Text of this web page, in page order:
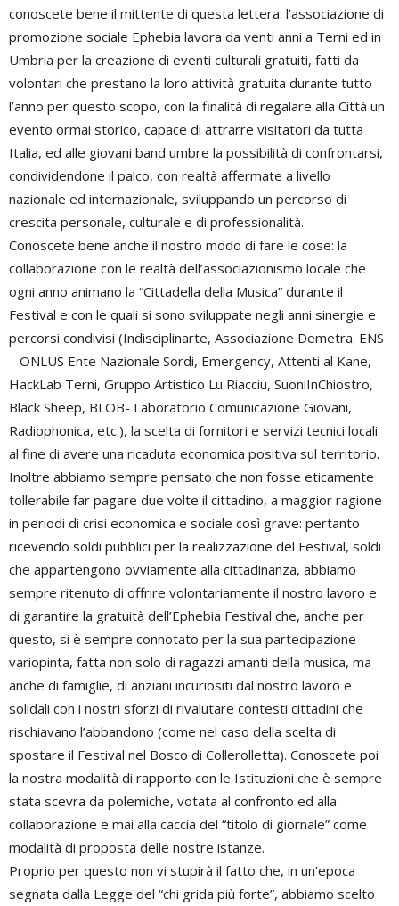
conoscete bene il mittente di questa lettera: l’associazione di
promozione sociale Ephebia lavora da venti anni a Terni ed in
Umbria per la creazione di eventi culturali gratuiti, fatti da
volontari che prestano la loro attività gratuita durante tutto
l’anno per questo scopo, con la finalità di regalare alla Città un
evento ormai storico, capace di attrarre visitatori da tutta
Italia, ed alle giovani band umbre la possibilità di confrontarsi,
condividendone il palco, con realtà affermate a livello
nazionale ed internazionale, sviluppando un percorso di
crescita personale, culturale e di professionalità.
Conoscete bene anche il nostro modo di fare le cose: la
collaborazione con le realtà dell’associazionismo locale che
ogni anno animano la “Cittadella della Musica” durante il
Festival e con le quali si sono sviluppate negli anni sinergie e
percorsi condivisi (Indisciplinarte, Associazione Demetra. ENS
– ONLUS Ente Nazionale Sordi, Emergency, Attenti al Kane,
HackLab Terni, Gruppo Artistico Lu Riacciu, SuoniInChiostro,
Black Sheep, BLOB- Laboratorio Comunicazione Giovani,
Radiophonica, etc.), la scelta di fornitori e servizi tecnici locali
al fine di avere una ricaduta economica positiva sul territorio.
Inoltre abbiamo sempre pensato che non fosse eticamente
tollerabile far pagare due volte il cittadino, a maggior ragione
in periodi di crisi economica e sociale così grave: pertanto
ricevendo soldi pubblici per la realizzazione del Festival, soldi
che appartengono ovviamente alla cittadinanza, abbiamo
sempre ritenuto di offrire volontariamente il nostro lavoro e
di garantire la gratuità dell’Ephebia Festival che, anche per
questo, si è sempre connotato per la sua partecipazione
variopinta, fatta non solo di ragazzi amanti della musica, ma
anche di famiglie, di anziani incuriositi dal nostro lavoro e
solidali con i nostri sforzi di rivalutare contesti cittadini che
rischiavano l’abbandono (come nel caso della scelta di
spostare il Festival nel Bosco di Collerolletta). Conoscete poi
la nostra modalità di rapporto con le Istituzioni che è sempre
stata scevra da polemiche, votata al confronto ed alla
collaborazione e mai alla caccia del “titolo di giornale” come
modalità di proposta delle nostre istanze.
Proprio per questo non vi stupirà il fatto che, in un’epoca
segnata dalla Legge del “chi grida più forte”, abbiamo scelto